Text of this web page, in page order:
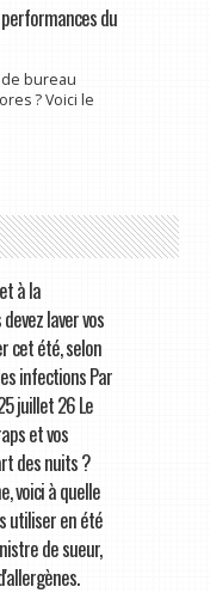
performances du
bureau
? Voici le
à la
laver vos
cet été, selon
infections Par
juillet 26 Le
et vos
des nuits ?
voici à quelle
utiliser en été
de sueur,